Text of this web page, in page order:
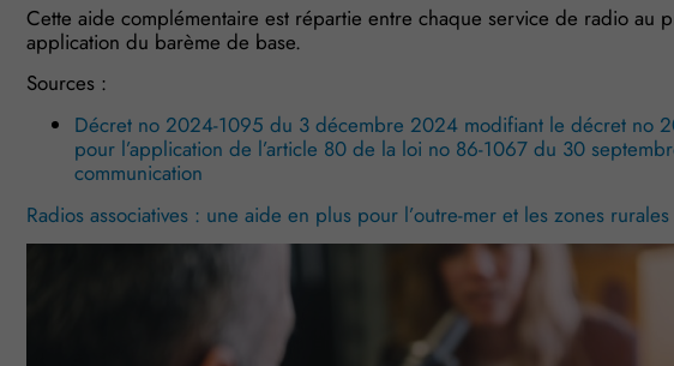
Cette aide complémentaire est répartie entre chaque service de radio au
application du barème de base.
Sources :
Décret no 2024-1095 du 3 décembre 2024 modifiant le décret no
pour l’application de l’article 80 de la loi no 86-1067 du 30
communication
Radios associatives : une aide en plus pour l’outre-mer et les zones rurales